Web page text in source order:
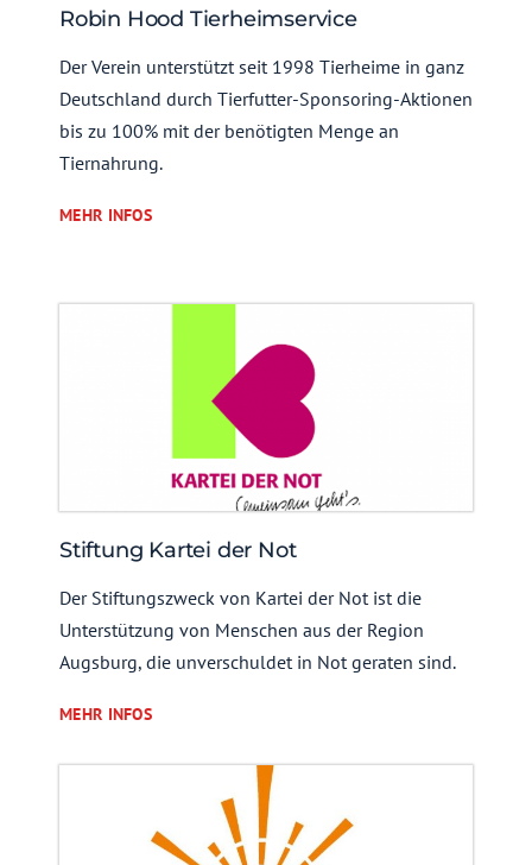
Robin Hood Tierheimservice
Der Verein unterstützt seit 1998 Tierheime in ganz
Deutschland durch Tierfutter-Sponsoring-Aktionen
bis zu 100% mit der benötigten Menge an
Tiernahrung.
MEHR INFOS
Stiftung Kartei der Not
Der Stiftungszweck von Kartei der Not ist die
Unterstützung von Menschen aus der Region
Augsburg, die unverschuldet in Not geraten sind.
MEHR INFOS